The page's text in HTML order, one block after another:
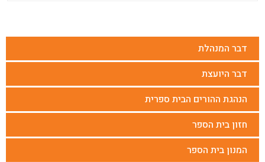
דבר המנהלת
דבר היועצת
הנהגת ההורים הבית ספרית
חזון בית הספר
המנון בית הספר